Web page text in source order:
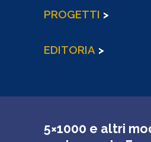
PROGETTI >
EDITORIA >
5×1000 e altri